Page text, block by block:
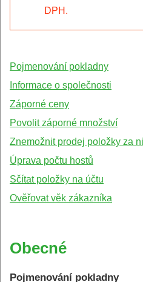
DPH.
Pojmenování pokladny
Informace o společnosti
Záporné ceny
Povolit záporné množství
Znemožnit prodej položky za
Úprava počtu hostů
Sčítat položky na účtu
Ověřovat věk zákazníka
Obecné
Pojmenování pokladny